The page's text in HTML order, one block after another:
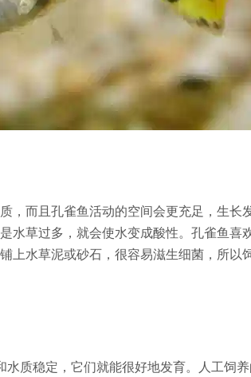
，而且孔雀鱼活动的空间会更充足，生长
水草过多，就会使水变成酸性。孔雀鱼喜
上水草泥或砂石，很容易滋生细菌，所以
质稳定，它们就能很好地发育。人工饲